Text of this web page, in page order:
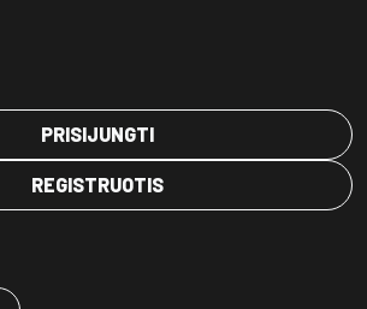
PRISIJUNGTI
REGISTRUOTIS